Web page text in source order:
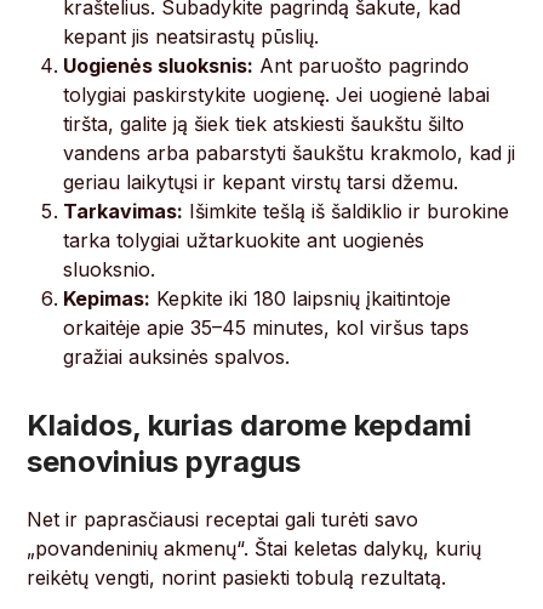
kraštelius. Subadykite pagrindą šakute, kad
kepant jis neatsirastų pūslių.
Uogienės sluoksnis: Ant paruošto pagrindo
tolygiai paskirstykite uogienę. Jei uogienė labai
tiršta, galite ją šiek tiek atskiesti šaukštu šilto
vandens arba pabarstyti šaukštu krakmolo, kad ji
geriau laikytųsi ir kepant virstų tarsi džemu.
Tarkavimas: Išimkite tešlą iš šaldiklio ir burokine
tarka tolygiai užtarkuokite ant uogienės
sluoksnio.
Kepimas: Kepkite iki 180 laipsnių įkaitintoje
orkaitėje apie 35–45 minutes, kol viršus taps
gražiai auksinės spalvos.
Klaidos, kurias darome kepdami
senovinius pyragus
Net ir paprasčiausi receptai gali turėti savo
„povandeninių akmenų“. Štai keletas dalykų, kurių
reikėtų vengti, norint pasiekti tobulą rezultatą.